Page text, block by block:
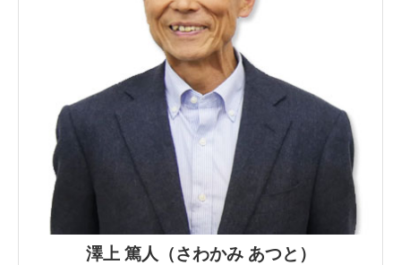
澤上 篤人（さわかみ あつと）